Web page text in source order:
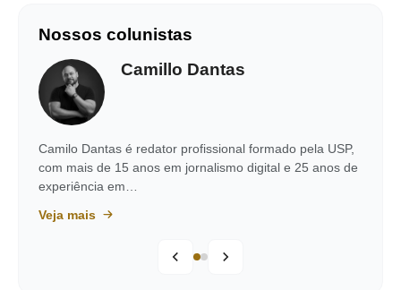
Nossos colunistas
Camillo Dantas
Camilo Dantas é redator profissional formado pela USP,
com mais de 15 anos em jornalismo digital e 25 anos de
experiência em…
Veja mais